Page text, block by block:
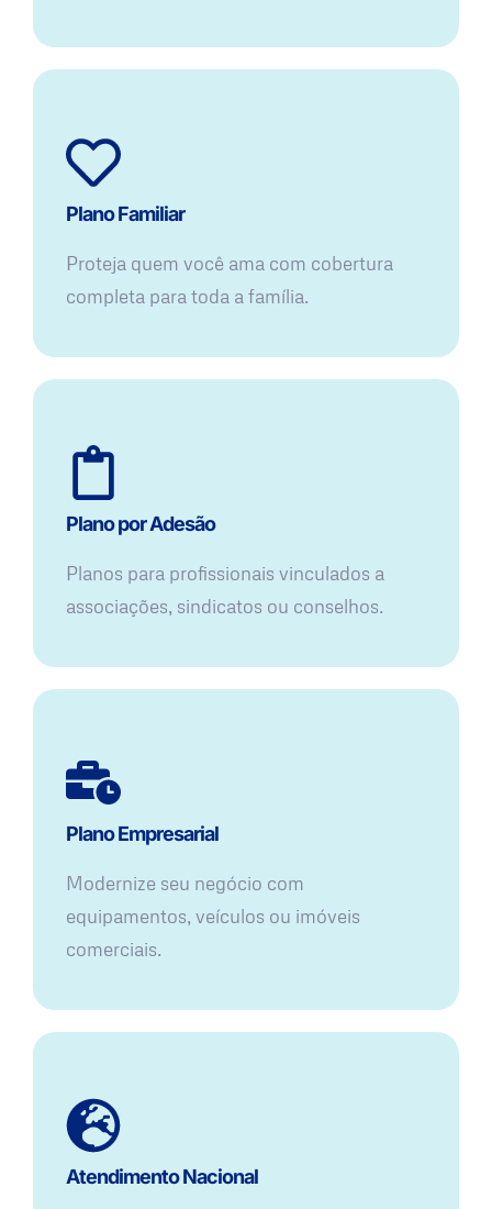
Plano Familiar
Proteja quem você ama com cobertura
completa para toda a família.
Plano por Adesão
Planos para profissionais vinculados a
associações, sindicatos ou conselhos.
Plano Empresarial
Modernize seu negócio com
equipamentos, veículos ou imóveis
comerciais.
Atendimento Nacional